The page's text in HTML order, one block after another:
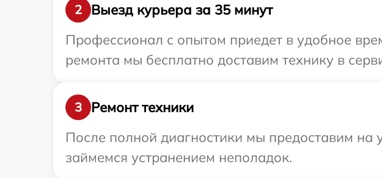
2
Выезд курьера за 35 минут
Профессионал с опытом приедет в удобное
ремонта мы бесплатно доставим технику в
3
Ремонт техники
После полной диагностики мы предоставим на
займемся устранением неполадок.